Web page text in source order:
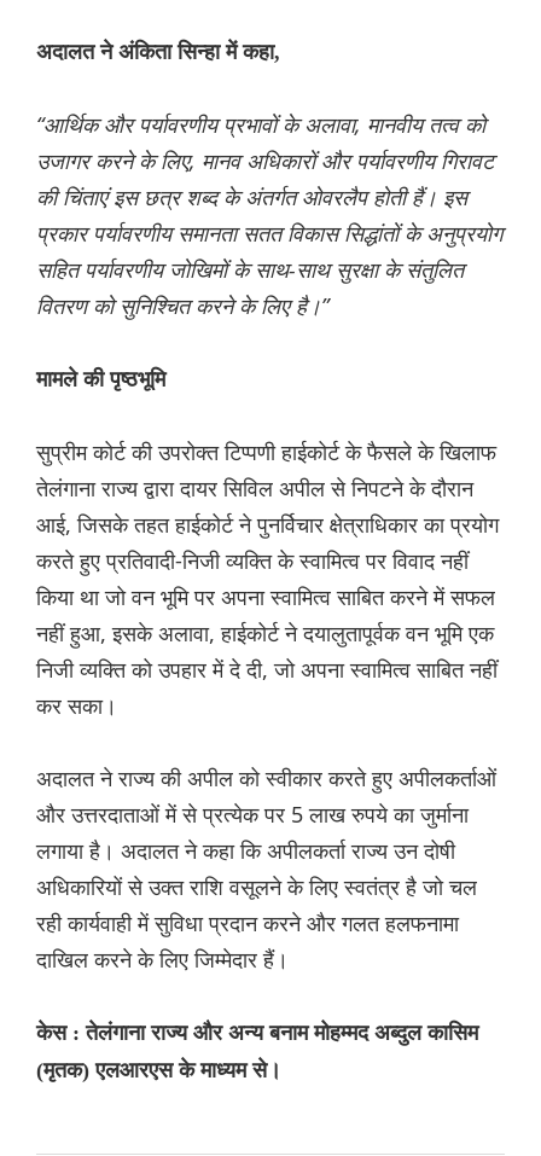
अदालत ने अंकिता सिन्हा में कहा,
“आर्थिक और पर्यावरणीय प्रभावों के अलावा, मानवीय तत्व को
उजागर करने के लिए, मानव अधिकारों और पर्यावरणीय गिरावट
की चिंताएं इस छत्र शब्द के अंतर्गत ओवरलैप होती हैं। इस
प्रकार पर्यावरणीय समानता सतत विकास सिद्धांतों के अनुप्रयोग
सहित पर्यावरणीय जोखिमों के साथ-साथ सुरक्षा के संतुलित
वितरण को सुनिश्चित करने के लिए है।”
मामले की पृष्ठभूमि
सुप्रीम कोर्ट की उपरोक्त टिप्पणी हाईकोर्ट के फैसले के खिलाफ
तेलंगाना राज्य द्वारा दायर सिविल अपील से निपटने के दौरान
आई, जिसके तहत हाईकोर्ट ने पुनर्विचार क्षेत्राधिकार का प्रयोग
करते हुए प्रतिवादी-निजी व्यक्ति के स्वामित्व पर विवाद नहीं
किया था जो वन भूमि पर अपना स्वामित्व साबित करने में सफल
नहीं हुआ, इसके अलावा, हाईकोर्ट ने दयालुतापूर्वक वन भूमि एक
निजी व्यक्ति को उपहार में दे दी, जो अपना स्वामित्व साबित नहीं
कर सका।
अदालत ने राज्य की अपील को स्वीकार करते हुए अपीलकर्ताओं
और उत्तरदाताओं में से प्रत्येक पर 5 लाख रुपये का जुर्माना
लगाया है। अदालत ने कहा कि अपीलकर्ता राज्य उन दोषी
अधिकारियों से उक्त राशि वसूलने के लिए स्वतंत्र है जो चल
रही कार्यवाही में सुविधा प्रदान करने और गलत हलफनामा
दाखिल करने के लिए जिम्मेदार हैं।
केस : तेलंगाना राज्य और अन्य बनाम मोहम्मद अब्दुल कासिम
(मृतक) एलआरएस के माध्यम से।